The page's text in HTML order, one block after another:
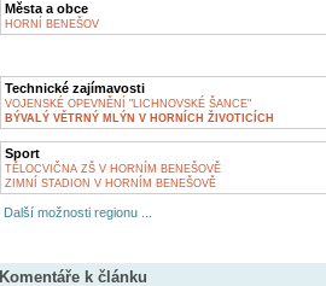
Města a obce
HORNÍ BENEŠOV
Technické zajímavosti
VOJENSKÉ OPEVNĚNÍ "LICHNOVSKÉ ŠANCE"
BÝVALÝ VĚTRNÝ MLÝN V HORNÍCH ŽIVOTICÍCH
Sport
TĚLOCVIČNA ZŠ V HORNÍM BENEŠOVĚ
ZIMNÍ STADION V HORNÍM BENEŠOVĚ
Další možnosti regionu ...
Komentáře k článku